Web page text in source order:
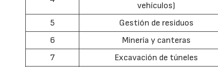
vehículos)
5
Gestión de residuos
6
Minería y canteras
7
Excavación de túneles